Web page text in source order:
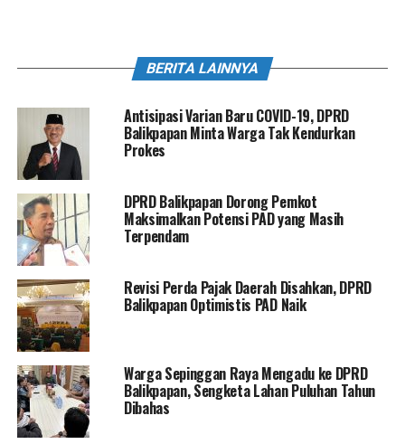
BERITA LAINNYA
Antisipasi Varian Baru COVID-19, DPRD
Balikpapan Minta Warga Tak Kendurkan
Prokes
DPRD Balikpapan Dorong Pemkot
Maksimalkan Potensi PAD yang Masih
Terpendam
Revisi Perda Pajak Daerah Disahkan, DPRD
Balikpapan Optimistis PAD Naik
Warga Sepinggan Raya Mengadu ke DPRD
Balikpapan, Sengketa Lahan Puluhan Tahun
Dibahas